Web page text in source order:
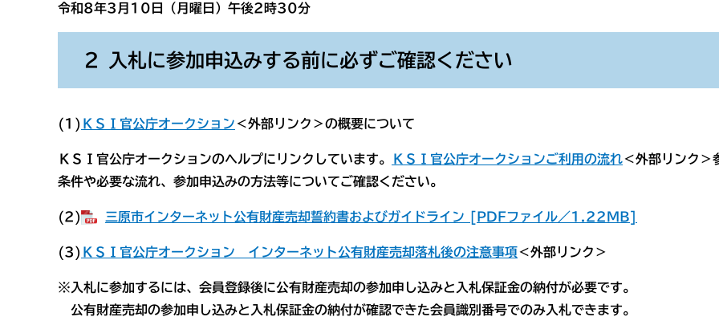
令和8年3月10日（月曜日）午後2時30分
２ 入札に参加申込みする前に必ずご確認ください
(1) ＫＳＩ官公庁オークション＜外部リンク＞の概要について
ＫＳＩ官公庁オークションのヘルプにリンクしています。 ＫＳＩ官公庁オークションご利用の流れ＜外部リンク＞
条件や必要な流れ、参加申込みの方法等についてご確認ください。
(2) 三原市インターネット公有財産売却誓約書およびガイドライン [PDFファイル／1.22MB]
(3) ＫＳＩ官公庁オークション インターネット公有財産売却落札後の注意事項＜外部リンク＞
※入札に参加するには、会員登録後に公有財産売却の参加申し込みと入札保証金の納付が必要です。
公有財産売却の参加申し込みと入札保証金の納付が確認できた会員識別番号でのみ入札できます。